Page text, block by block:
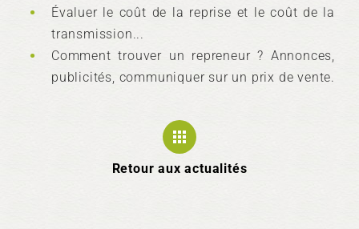
Évaluer le coût de la reprise et le coût de la
transmission...
Comment trouver un repreneur ? Annonces,
publicités, communiquer sur un prix de vente.
Retour aux actualités